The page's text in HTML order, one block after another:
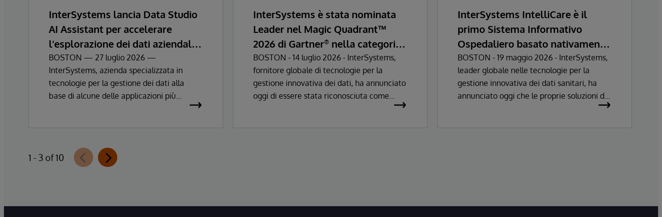
InterSystems lancia Data Studio
AI Assistant per accelerare
l’esplorazione dei dati aziendali e
ottenere informazioni
strategiche
BOSTON — 27 luglio 2026 —
InterSystems, azienda specializzata in
tecnologie per la gestione dei dati alla
base di alcune delle applicazioni più
importanti al mondo, ha annunciato oggi la
di InterSystems Data Studio basata
sull’intelligenza artificiale generativa. La
InterSystems è stata nominata
Leader nel Magic Quadrant™
2026 di Gartner®nella categoria
Enterprise Electronic Health
Records
BOSTON - 14 luglio 2026 - InterSystems,
fornitore globale di tecnologie per la
gestione innovativa dei dati, ha annunciato
oggi di essere stata riconosciuta come
InterSystems IntelliCare è il
primo Sistema Informativo
Ospedaliero basato nativamente
sull’Intelligenza Artificiale a
ottenere la certificazione come
Dispositivo Medico nell’Unione
Europea
BOSTON - 19 maggio 2026 - InterSystems,
leader globale nelle tecnologie per la
gestione innovativa dei dati sanitari, ha
annunciato oggi che le proprie soluzioni di
Sistema Informativo Ospedaliero hanno
1 - 3 of 10